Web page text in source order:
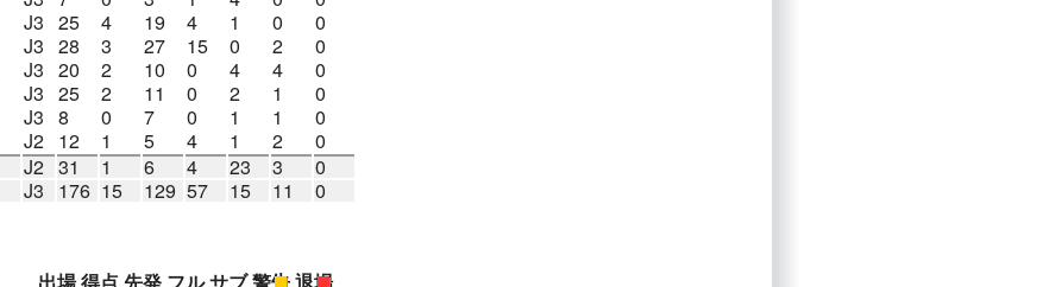
J3 25 4 19 4 1 0
0
J3 28 3 27 15 0 2
0
J3 20 2 10 0 4 4
0
J3 25 2 11 0 2 1
0
J3 8 0 7 0 1 1
0
J2 12 1 5 4 1 2
0
J2 31 1 6 4 23 3
0
J3 176 15 129 57 15 11 0